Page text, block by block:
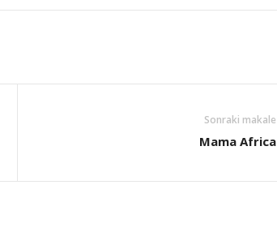
Sonraki makale
Mama Africa